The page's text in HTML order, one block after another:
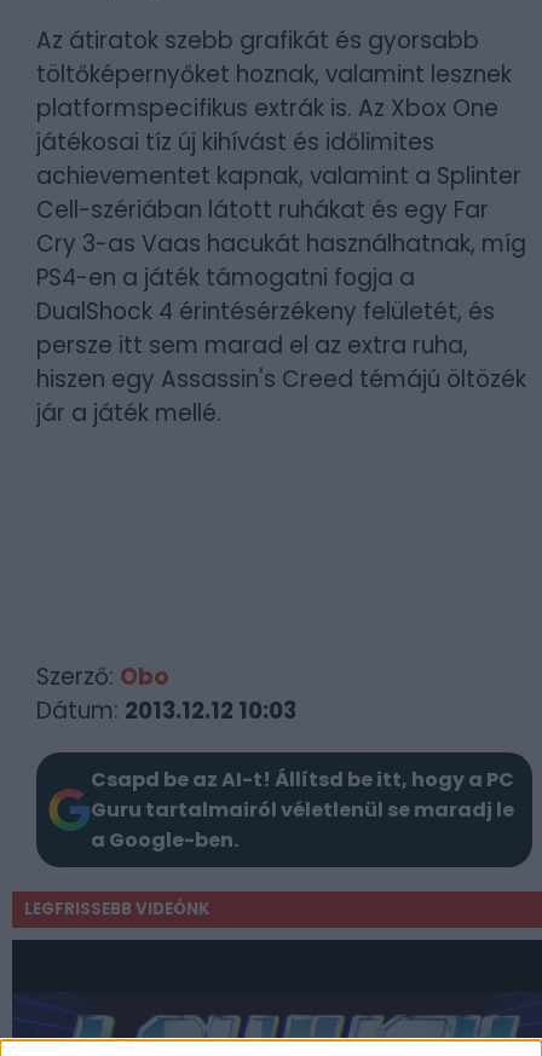
Az átiratok szebb grafikát és gyorsabb
töltőképernyőket hoznak, valamint lesznek
platformspecifikus extrák is. Az Xbox One
játékosai tíz új kihívást és időlimites
achievementet kapnak, valamint a Splinter
Cell-szériában látott ruhákat és egy Far
Cry 3-as Vaas hacukát használhatnak, míg
PS4-en a játék támogatni fogja a
DualShock 4 érintésérzékeny felületét, és
persze itt sem marad el az extra ruha,
hiszen egy Assassin's Creed témájú öltözék
jár a játék mellé.
Szerző: Obo
Dátum: 2013.12.12 10:03
Csapd be az AI-t! Állítsd be itt, hogy a PC
Guru tartalmairól véletlenül se maradj le
a Google-ben.
LEGFRISSEBB VIDEÓNK